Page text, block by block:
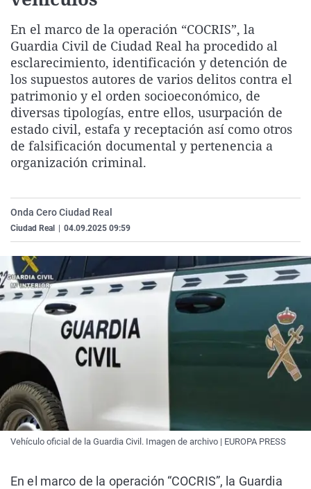
Gente viajera
Como el perro y el
Retornados
Equipo de
Operación Viuda
Galicia
La Rioja
Navarra
País Vasco
Televisión
Elecciones
En el marco de la operación “COCRIS”, la
Guardia Civil de Ciudad Real ha procedido al
esclarecimiento, identificación y detención de
los supuestos autores de varios delitos contra el
patrimonio y el orden socioeconómico, de
diversas tipologías, entre ellos, usurpación de
estado civil, estafa y receptación así como otros
de falsificación documental y pertenencia a
organización criminal.
Onda Cero Ciudad Real
Ciudad Real 04.09.2025 09:59
Vehículo oficial de la Guardia Civil. Imagen de archivo | EUROPA PRESS
En el marco de la operación “COCRIS”, la Guardia